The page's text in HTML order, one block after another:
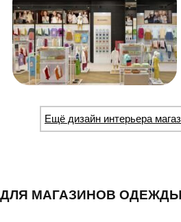
Ещё дизайн интерьера
МАГАЗИНОВ